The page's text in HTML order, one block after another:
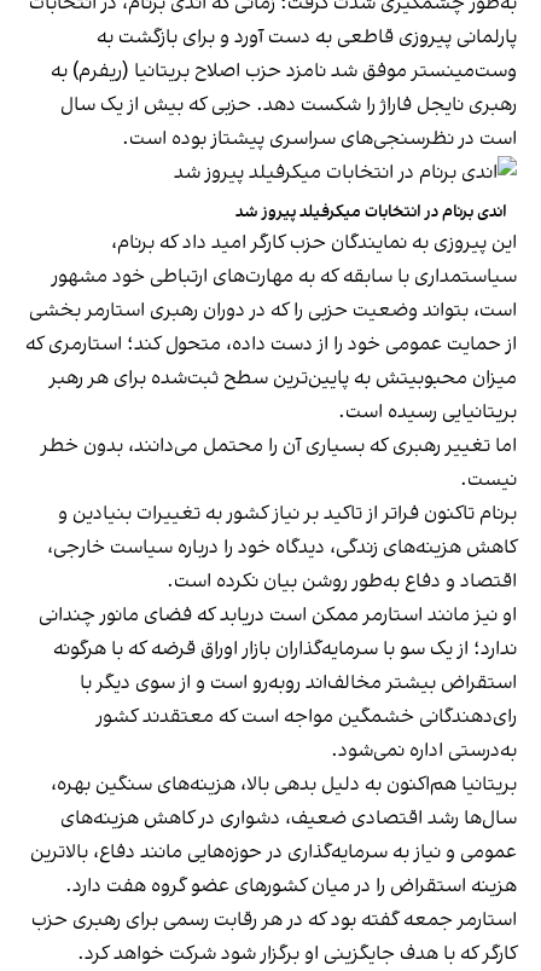
پارلمانی پیروزی قاطعی به دست آورد و برای بازگشت به
وست‌مینستر موفق شد نامزد حزب اصلاح بریتانیا (ریفرم) به
رهبری نایجل فاراژ را شکست دهد. حزبی که بیش از یک سال
است در نظرسنجی‌های سراسری پیشتاز بوده است.
اندی برنام در انتخابات میکرفیلد پیروز شد
این پیروزی به نمایندگان حزب کارگر امید داد که برنام،
سیاستمداری با سابقه که به مهارت‌های ارتباطی خود مشهور
است، بتواند وضعیت حزبی را که در دوران رهبری استارمر بخشی
از حمایت عمومی خود را از دست داده، متحول کند؛ استارمری که
میزان محبوبیتش به پایین‌ترین سطح ثبت‌شده برای هر رهبر
بریتانیایی رسیده است.
اما تغییر رهبری که بسیاری آن را محتمل می‌دانند، بدون خطر
نیست.
برنام تاکنون فراتر از تاکید بر نیاز کشور به تغییرات بنیادین و
کاهش هزینه‌های زندگی، دیدگاه خود را درباره سیاست خارجی،
اقتصاد و دفاع به‌طور روشن بیان نکرده است.
او نیز مانند استارمر ممکن است دریابد که فضای مانور چندانی
ندارد؛ از یک سو با سرمایه‌گذاران بازار اوراق قرضه که با هرگونه
استقراض بیشتر مخالف‌اند روبه‌رو است و از سوی دیگر با
رای‌دهندگانی خشمگین مواجه است که معتقدند کشور
به‌درستی اداره نمی‌شود.
بریتانیا هم‌اکنون به دلیل بدهی بالا، هزینه‌های سنگین بهره،
سال‌ها رشد اقتصادی ضعیف، دشواری در کاهش هزینه‌های
عمومی و نیاز به سرمایه‌گذاری در حوزه‌هایی مانند دفاع، بالاترین
هزینه استقراض را در میان کشورهای عضو گروه هفت دارد.
استارمر جمعه گفته بود که در هر رقابت رسمی برای رهبری حزب
کارگر که با هدف جایگزینی او برگزار شود شرکت خواهد کرد.